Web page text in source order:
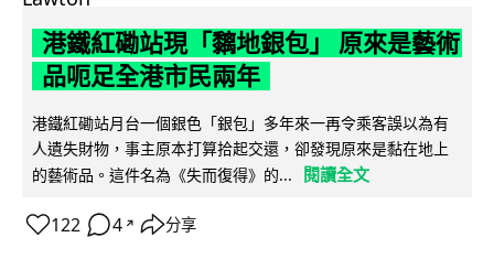
港鐵紅磡站現「黐地銀包」 原來是藝術
品呃足全港市民兩年
港鐵紅磡站月台一個銀色「銀包」多年來一再令乘客誤以為有
人遺失財物，事主原本打算拾起交還，卻發現原來是黏在地上
的藝術品。這件名為《失而復得》的...
閱讀全文
122 4 ↗ 分享